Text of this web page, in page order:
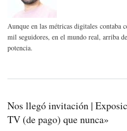
Aunque en las métricas digitales contaba
mil seguidores, en el mundo real, arriba
potencia.
Nos llegó invitación |
TV (de pago) que nunca»